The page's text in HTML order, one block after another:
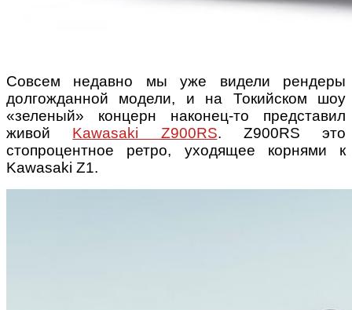
Совсем недавно мы уже видели рендеры
долгожданной модели, и на Токийском шоу
«зеленый» концерн наконец-то представил
живой Kawasaki Z900RS. Z900RS это
стопроцентное ретро, уходящее корнями к
Kawasaki Z1.